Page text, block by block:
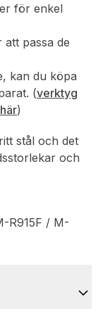
för enkel
passa de
kan du köpa
(verktyg
)
stål och det
och
R915F / M-